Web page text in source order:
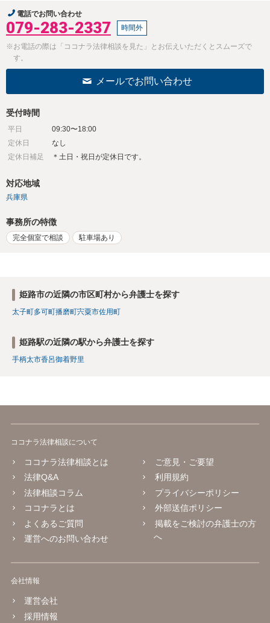
電話でお問い合わせ
079-283-2337 時間外
※お電話の際は「ココナラ法律相談を見た」とお伝えいただくとスムーズで
す。
メールでお問い合わせ
受付時間
平日
09:30〜18:00
定休日
なし
定休日補足
＊土日・祝日が定休日です。
対応地域
兵庫県
事務所の特徴
完全個室で相談 駐車場あり
姫路市の近隣の市区町村から弁護士を探す
太子町多可町播磨町宍粟市佐用町
姫路駅の近隣の駅から弁護士を探す
手柄太市香呂御着野里
ココナラ法律相談について
ココナラ法律相談とは
法律Q&A
法律相談コラム
ココナラとは
よくあるご質問
運営へのお問い合わせ
ご意見・ご要望
利用規約
プライバシーポリシー
外部送信ポリシー
掲載をご検討の弁護士の方
へ
会社情報
運営会社
採用情報